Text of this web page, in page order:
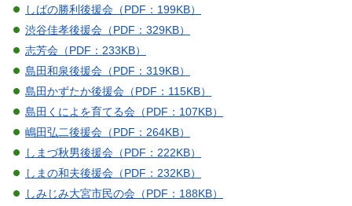
しばの勝利後援会（PDF：199KB）
渋谷佳孝後援会（PDF：329KB）
志芳会（PDF：233KB）
島田和泉後援会（PDF：319KB）
島田かずたか後援会（PDF：115KB）
島田くによを育てる会（PDF：107KB）
嶋田弘二後援会（PDF：264KB）
しまづ秋男後援会（PDF：222KB）
しまの和夫後援会（PDF：232KB）
しみじみ大宮市民の会（PDF：188KB）